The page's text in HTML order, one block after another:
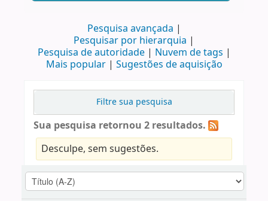
Pesquisa avançada
Pesquisar por hierarquia
Pesquisa de autoridade
Nuvem de tags
Mais popular
Sugestões de aquisição
Filtre sua pesquisa
Sua pesquisa retornou 2 resultados.
Desculpe, sem sugestões.